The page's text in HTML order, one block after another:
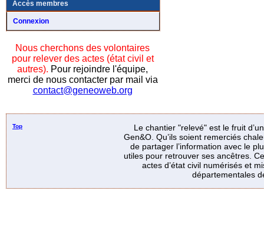
Accès membres
Connexion
Nous cherchons des volontaires
pour relever des actes (état civil et
autres). Pour rejoindre l'équipe,
merci de nous contacter par mail via
contact@geneoweb.org
Top
Le chantier "relevé" est le fruit
Gen&O. Qu’ils soient remerciés
de partager l’information avec le
utiles pour retrouver ses ancêtres.
actes d’état civil numérisés et
départementales